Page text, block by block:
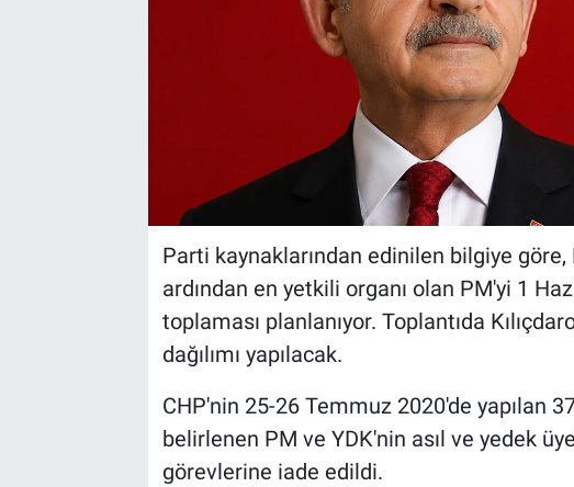
Parti kaynaklarından edinilen bilgiye göre,
ardından en yetkili organı olan PM'yi 1
toplaması planlanıyor. Toplantıda
dağılımı yapılacak.
CHP'nin 25-26 Temmuz 2020'de yapılan
belirlenen PM ve YDK'nin asıl ve yedek
görevlerine iade edildi.